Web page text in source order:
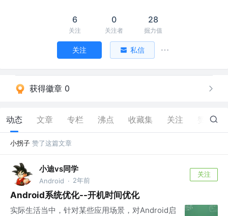
6
关注
0
关注者
28
掘力值
关注 私信
获得徽章 0
动态 文章 专栏 沸点 收藏集 关注 23
小拐子 赞了这篇文章
小迪vs同学
Android · 2年前
关注
Android系统优化--开机时间优化
实际生活当中，针对某些应用场景，对Android启